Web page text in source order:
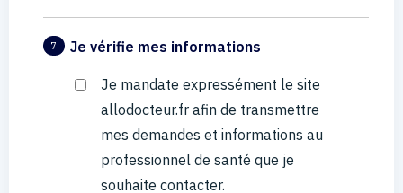
7 Je vérifie mes informations
Je mandate expressément le site
allodocteur.fr afin de transmettre
mes demandes et informations au
professionnel de santé que je
souhaite contacter.